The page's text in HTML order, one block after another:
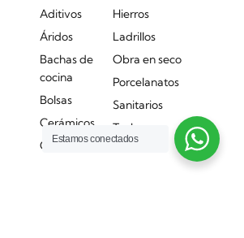
Aditivos
Áridos
Bachas de
cocina
Bolsas
Cerámicos
Griferías
Hierros
Ladrillos
Obra en seco
Porcelanatos
Sanitarios
Techos
Estamos conectados